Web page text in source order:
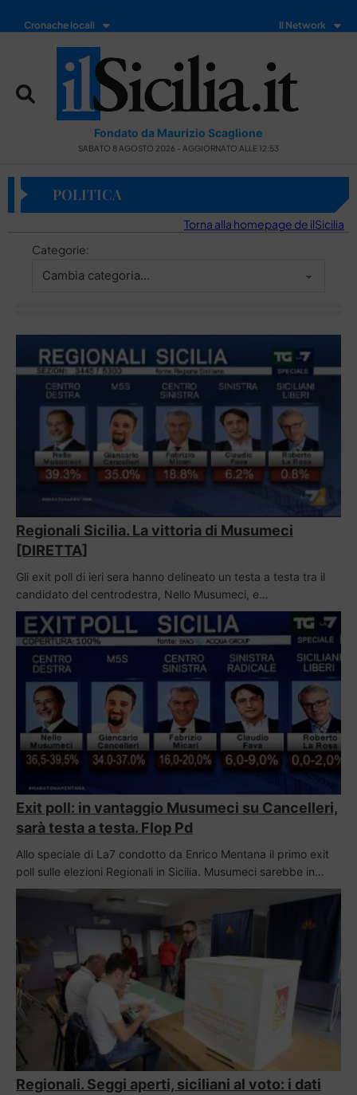
Cronache locali Il Network
Fondato da Maurizio Scaglione
SABATO 8 AGOSTO 2026 - AGGIORNATO ALLE 12:53
POLITICA
Torna alla homepage de ilSicilia
Categorie:
Regionali Sicilia. La vittoria di Musumeci
[DIRETTA]
Gli exit poll di ieri sera hanno delineato un testa a testa tra il
candidato del centrodestra, Nello Musumeci, e…
Exit poll: in vantaggio Musumeci su Cancelleri,
sarà testa a testa. Flop Pd
Allo speciale di La7 condotto da Enrico Mentana il primo exit
poll sulle elezioni Regionali in Sicilia. Musumeci sarebbe in…
Regionali. Seggi aperti, siciliani al voto: i dati